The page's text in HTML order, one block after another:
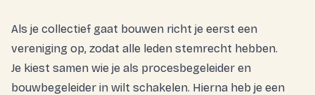
Als je collectief gaat bouwen richt je eerst een
vereniging op, zodat alle leden stemrecht hebben.
Je kiest samen wie je als procesbegeleider en
bouwbegeleider in wilt schakelen. Hierna heb je een